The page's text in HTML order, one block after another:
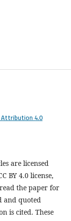
Attribution 4.0
are licensed
BY 4.0 license,
the paper for
and quoted
is cited. These